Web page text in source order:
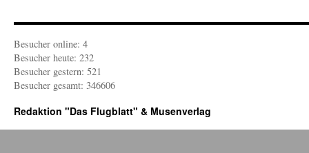
Der
Besucher online: 4
Besucher heute: 232
Besucher gestern: 521
Besucher gesamt: 346606
Redaktion "Das Flugblatt" & Musenverlag